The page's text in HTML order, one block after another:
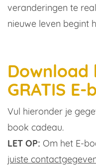
veranderingen te
nieuwe leven begint
GRATIS
Vul hieronder je
book cadeau.
LET OP: Om het E-
juiste